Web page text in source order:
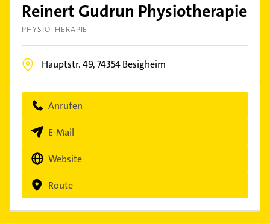
Reinert Gudrun Physiotherapie
PHYSIOTHERAPIE
Hauptstr. 49,74354Besigheim
Anrufen
E-Mail
Website
Route